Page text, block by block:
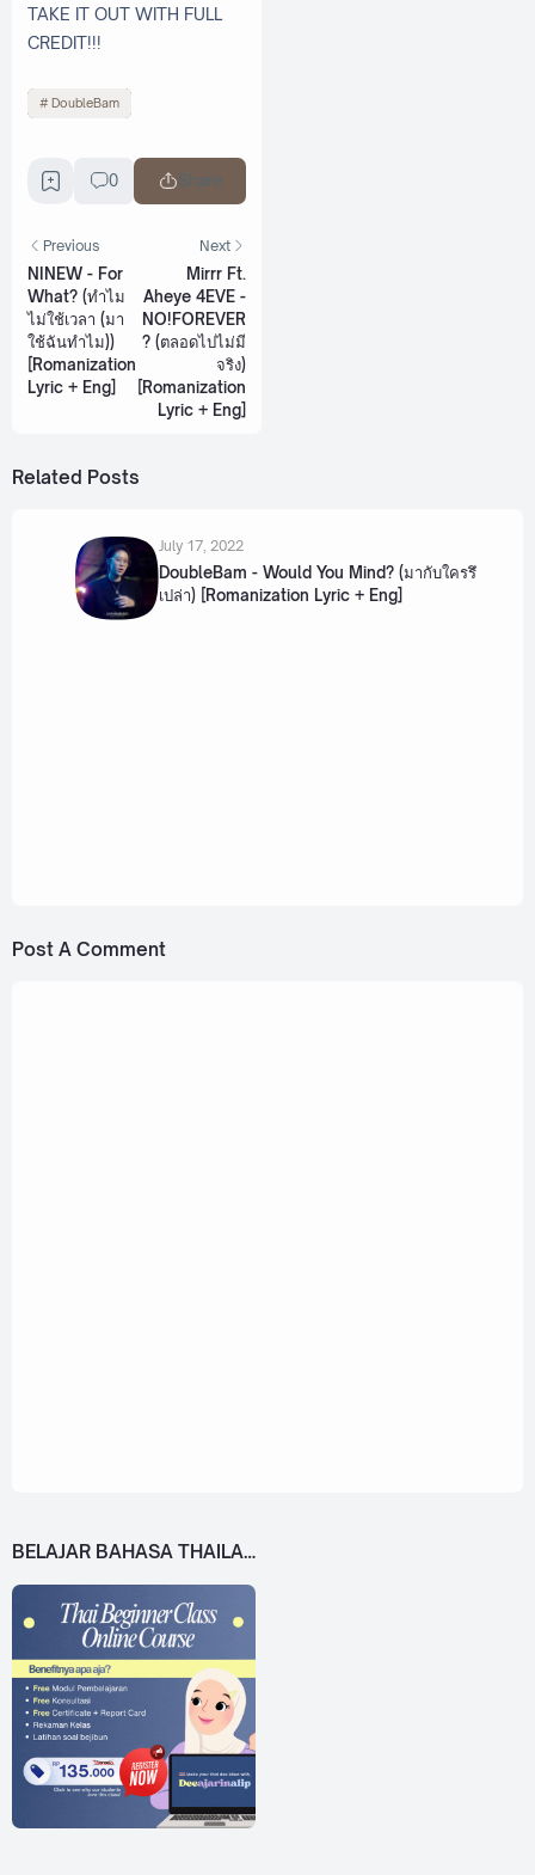
TAKE IT OUT WITH FULL
CREDIT!!!
DoubleBam
0 Share
Previous
NINEW - For
What? (ทำไม
ไม่ใช้เวลา (มา
ใช้ฉันทำไม))
[Romanization
Lyric + Eng]
Next
Mirrr Ft.
Aheye 4EVE -
NO!FOREVER
? (ตลอดไปไม่มี
จริง)
[Romanization
Lyric + Eng]
Related Posts
July 17, 2022
DoubleBam - Would You Mind? (มากับใครรึ
เปล่า) [Romanization Lyric + Eng]
Post A Comment
BELAJAR BAHASA THAILAND DARI 0!